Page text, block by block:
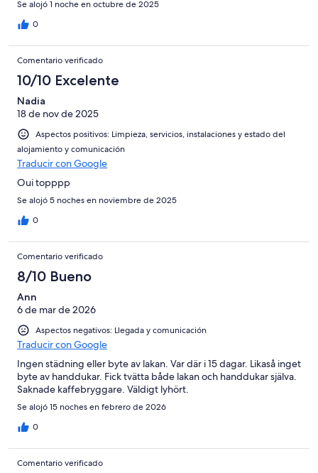
Se alojó 1 noche en octubre de 2025
0
Comentario verificado
10/10 Excelente
Nadia
18 de nov de 2025
Aspectos positivos: Limpieza, servicios, instalaciones y estado del
alojamiento y comunicación
Traducir con Google
Oui topppp
Se alojó 5 noches en noviembre de 2025
0
Comentario verificado
8/10 Bueno
Ann
6 de mar de 2026
Aspectos negativos: Llegada y comunicación
Traducir con Google
Ingen städning eller byte av lakan. Var där i 15 dagar. Likaså inget
byte av handdukar. Fick tvätta både lakan och handdukar själva.
Saknade kaffebryggare. Väldigt lyhört.
Se alojó 15 noches en febrero de 2026
0
Comentario verificado